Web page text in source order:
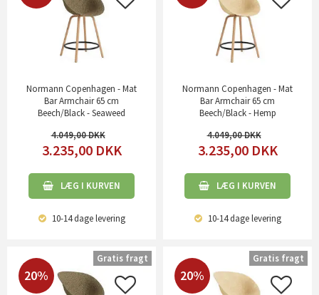
Normann Copenhagen - Mat
Bar Armchair 65 cm
Beech/Black - Seaweed
4.049,00
3.235,00 DKK
LÆG I KURVEN
10-14 dagelevering
Normann Copenhagen - Mat
Bar Armchair 65 cm
Beech/Black - Hemp
4.049,00
3.235,00 DKK
LÆG I KURVEN
10-14 dagelevering
20%
Gratis fragt
20%
Gratis fragt